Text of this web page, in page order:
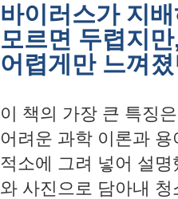
바이러스가 지
모르면 두렵지
어렵게만 느껴
이 책의 가장 큰 특징
어려운 과학 이론과
적소에 그려 넣어 설
와 사진으로 담아내